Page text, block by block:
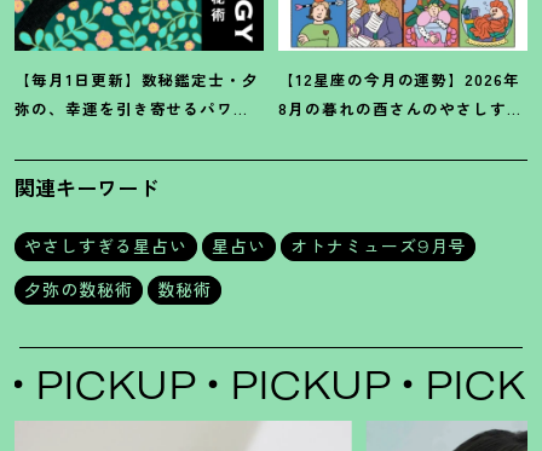
【毎月1日更新】数秘鑑定士・夕
弥の、幸運を引き寄せるパワー
【12星座の今月の運勢】2026年
8月の暮れの酉さんのやさしすぎ
関連キーワード
やさしすぎる星占い 星占い
オトナミューズ9月号
夕弥の数秘術
数秘術
PICKUP PICKUP